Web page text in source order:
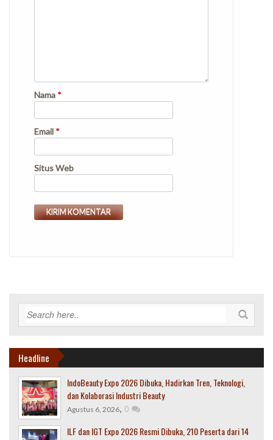
Nama *
Email *
Situs Web
Headline
IndoBeauty Expo 2026 Dibuka, Hadirkan Tren, Teknologi,
dan Kolaborasi Industri Beauty
Agustus 6, 2026, 0
ILF dan IGT Expo 2026 Resmi Dibuka, 210 Peserta dari 14